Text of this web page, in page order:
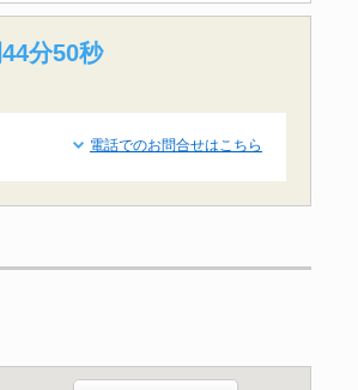
分49秒
電話でのお問合せはこちら